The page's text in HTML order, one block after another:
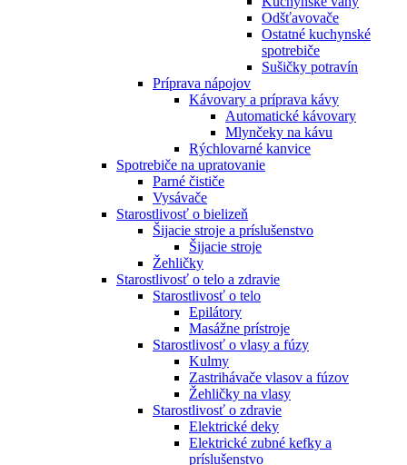
Odšťavovače
Ostatné kuchynské
spotrebiče
Sušičky potravín
Príprava nápojov
Kávovary a príprava kávy
Automatické kávovary
Mlynčeky na kávu
Rýchlovarné kanvice
Spotrebiče na upratovanie
Parné čističe
Vysávače
Starostlivosť o bielizeň
Šijacie stroje a príslušenstvo
Šijacie stroje
Žehličky
Starostlivosť o telo a zdravie
Starostlivosť o telo
Epilátory
Masážne prístroje
Starostlivosť o vlasy a fúzy
Kulmy
Zastrihávače vlasov a fúzov
Žehličky na vlasy
Starostlivosť o zdravie
Elektrické deky
Elektrické zubné kefky a
príslušenstvo